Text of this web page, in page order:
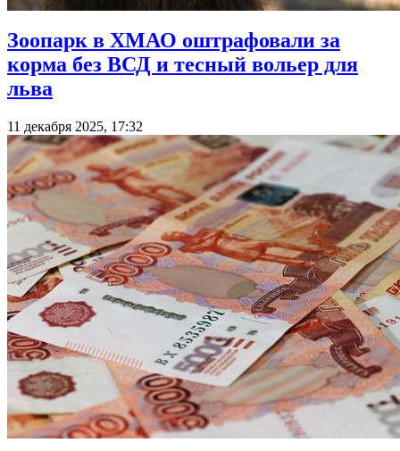
Зоопарк в ХМАО оштрафовали за
корма без ВСД и тесный вольер для
льва
11 декабря 2025, 17:32